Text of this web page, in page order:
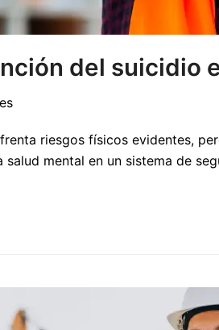
del suicidio
riesgos físicos evidentes,
mental en un sistema de